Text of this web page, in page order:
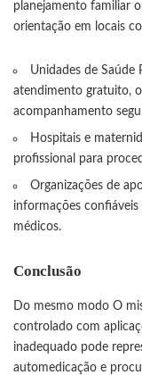
planejamento familiar
orientação em locais
Unidades de Saúde
atendimento gratuito,
acompanhamento
Hospitais e
profissional para
Organizações de
informações
médicos.
Conclusão
Do mesmo modo O
controlado com
inadequado pode
automedicação e